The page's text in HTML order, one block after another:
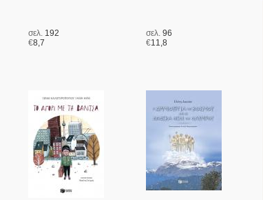
σελ. 192
€8,7
σελ. 96
€11,8